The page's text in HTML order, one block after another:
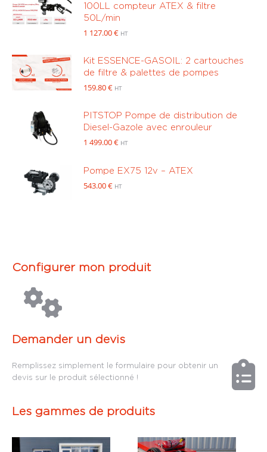
100LL compteur ATEX & filtre
50L/min
1 127.00€ HT
Kit ESSENCE-GASOIL: 2 cartouches
de filtre & palettes de pompes
159.80€ HT
PITSTOP Pompe de distribution de
Diesel-Gazole avec enrouleur
1 499.00€ HT
Pompe EX75 12v – ATEX
543.00€ HT
Configurer mon produit
Demander un devis
Remplissez simplement le formulaire pour obtenir un
devis sur le produit sélectionné !
Les gammes de produits